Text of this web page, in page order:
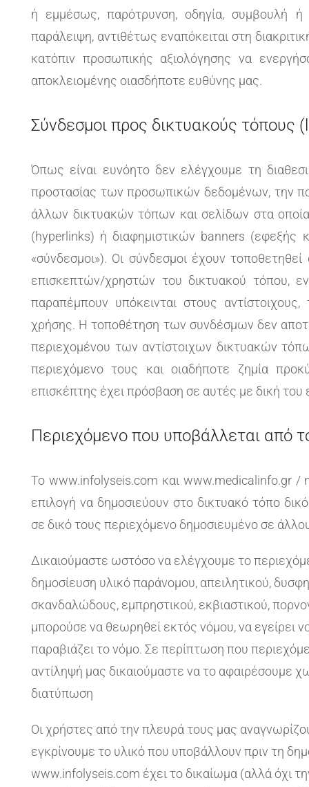
ή εμμέσως, παρότρυνση, οδηγία, συμβουλή
παράλειψη, αντιθέτως εναπόκειται στη
κατόπιν προσωπικής αξιολόγησης να
αποκλειομένης οιασδήποτε ευθύνης μας.
Σύνδεσμοι προς δικτυακούς τόπους
Όπως είναι ευνόητο δεν ελέγχουμε τη
προστασίας των προσωπικών δεδομένων, την
άλλων δικτυακών τόπων και σελίδων στα
(hyperlinks) ή διαφημιστικών banners (εφεξής
«σύνδεσμοι»). Οι σύνδεσμοι έχουν
επισκεπτών/χρηστών του δικτυακού τόπου,
παραπέμπουν υπόκεινται στους
χρήσης. Η τοποθέτηση των συνδέσμων δεν
περιεχομένου των αντίστοιχων δικτυακών
περιεχόμενο τους και οιαδήποτε ζημία
επισκέπτης έχει πρόσβαση σε αυτές με δική του
Περιεχόμενο που υποβάλλεται από
Το www.infolyseis.com και www.medicalinfo.gr /
επιλογή να δημοσιεύουν στο δικτυακό τόπο
σε δικό τους περιεχόμενο δημοσιευμένο σε
Δικαιούμαστε ωστόσο να ελέγχουμε το
δημοσίευση υλικό παράνομου, απειλητικού,
σκανδαλώδους, εμπρηστικού, εκβιαστικού,
μπορούσε να θεωρηθεί εκτός νόμου, να εγείρει
παραβιάζει το νόμο. Σε περίπτωση που
αντίληψή μας δικαιούμαστε να το αφαιρέσουμε
διατύπωση
Οι χρήστες από την πλευρά τους μας
εγκρίνουμε το υλικό που υποβάλλουν πριν τη
www.infolyseis.com έχει το δικαίωμα (αλλά όχι